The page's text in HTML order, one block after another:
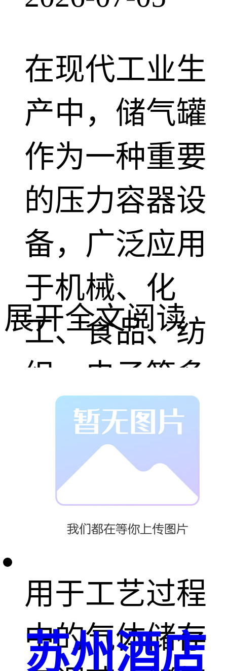
在现代工业生
产中，储气罐
作为一种重要
的压力容器设
备，广泛应用
于机械、化
工、食品、纺
织、电子等多
个行业。无论
是为气动设备
提供稳定的压
用于工艺过程
中的气体储存
展开全文阅读
苏州酒店